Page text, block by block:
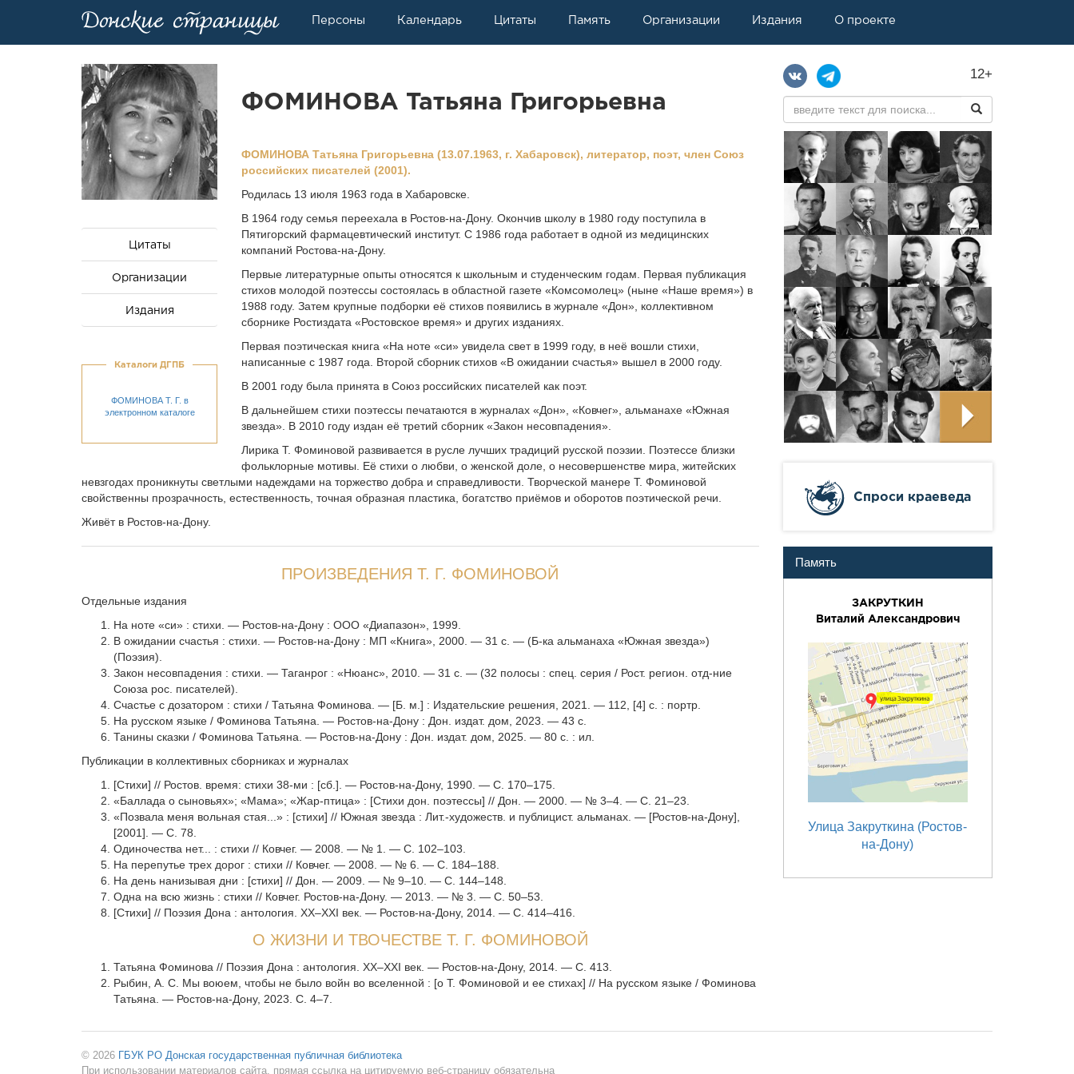
Персоны Календарь Цитаты Память Организации Издания О проекте
Цитаты
Организации
Издания
Каталоги ДГПБ
ФОМИНОВА Т. Г. в
электронном каталоге
ФОМИНОВА Татьяна Григорьевна
ФОМИНОВА Татьяна Григорьевна (13.07.1963, г. Хабаровск), литератор, поэт, член Союз
российских писателей (2001).
Родилась 13 июля 1963 года в Хабаровске.
В 1964 году семья переехала в Ростов-на-Дону. Окончив школу в 1980 году поступила в
Пятигорский фармацевтический институт. С 1986 года работает в одной из медицинских
компаний Ростова-на-Дону.
Первые литературные опыты относятся к школьным и студенческим годам. Первая публикация
стихов молодой поэтессы состоялась в областной газете «Комсомолец» (ныне «Наше время») в
1988 году. Затем крупные подборки её стихов появились в журнале «Дон», коллективном
сборнике Ростиздата «Ростовское время» и других изданиях.
Первая поэтическая книга «На ноте «си» увидела свет в 1999 году, в неё вошли стихи,
написанные с 1987 года. Второй сборник стихов «В ожидании счастья» вышел в 2000 году.
В 2001 году была принята в Союз российских писателей как поэт.
В дальнейшем стихи поэтессы печатаются в журналах «Дон», «Ковчег», альманахе «Южная
звезда». В 2010 году издан её третий сборник «Закон несовпадения».
Лирика Т. Фоминовой развивается в русле лучших традиций русской поэзии. Поэтессе близки
фольклорные мотивы. Её стихи о любви, о женской доле, о несовершенстве мира, житейских
невзгодах проникнуты светлыми надеждами на торжество добра и справедливости. Творческой манере Т. Фоминовой
свойственны прозрачность, естественность, точная образная пластика, богатство приёмов и оборотов поэтической речи.
Живёт в Ростов-на-Дону.
ПРОИЗВЕДЕНИЯ Т. Г. ФОМИНОВОЙ
Отдельные издания
На ноте «си» : стихи. — Ростов-на-Дону : ООО «Диапазон», 1999.
В ожидании счастья : стихи. — Ростов-на-Дону : МП «Книга», 2000. — 31 с. — (Б-ка альманаха «Южная звезда»)
(Поэзия).
Закон несовпадения : стихи. — Таганрог : «Нюанс», 2010. — 31 с. — (32 полосы : спец. серия / Рост. регион. отд-ние
Союза рос. писателей).
Счастье с дозатором : стихи / Татьяна Фоминова. — [Б. м.] : Издательские решения, 2021. — 112, [4] с. : портр.
На русском языке / Фоминова Татьяна. — Ростов-на-Дону : Дон. издат. дом, 2023. — 43 с.
Танины сказки / Фоминова Татьяна. — Ростов-на-Дону : Дон. издат. дом, 2025. — 80 с. : ил.
Публикации в коллективных сборниках и журналах
[Стихи] // Ростов. время: стихи 38-ми : [сб.]. — Ростов-на-Дону, 1990. — С. 170–175.
«Баллада о сыновьях»; «Мама»; «Жар-птица» : [Стихи дон. поэтессы] // Дон. — 2000. — № 3–4. — С. 21–23.
«Позвала меня вольная стая...» : [стихи] // Южная звезда : Лит.-художеств. и публицист. альманах. — [Ростов-на-Дону],
[2001]. — С. 78.
Одиночества нет... : стихи // Ковчег. — 2008. — № 1. — С. 102–103.
На перепутье трех дорог : стихи // Ковчег. — 2008. — № 6. — С. 184–188.
На день нанизывая дни : [стихи] // Дон. — 2009. — № 9–10. — С. 144–148.
Одна на всю жизнь : стихи // Ковчег. Ростов-на-Дону. — 2013. — № 3. — С. 50–53.
[Стихи] // Поэзия Дона : антология. XX–XXI век. — Ростов-на-Дону, 2014. — С. 414–416.
О ЖИЗНИ И ТВОЧЕСТВЕ Т. Г. ФОМИНОВОЙ
Татьяна Фоминова // Поэзия Дона : антология. XX–XXI век. — Ростов-на-Дону, 2014. — С. 413.
Рыбин, А. С. Мы воюем, чтобы не было войн во вселенной : [о Т. Фоминовой и ее стихах] // На русском языке / Фоминова
Татьяна. — Ростов-на-Дону, 2023. С. 4–7.
12+
Cпроси краеведа
Память
ЗАКРУТКИН
Виталий Александрович
Улица Закруткина (Ростов-
на-Дону)
© 2026 ГБУК РО Донская государственная публичная библиотека
При использовании материалов сайта, прямая ссылка на цитируемую веб-страницу обязательна